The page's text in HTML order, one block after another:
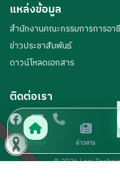
หน้าแรก ข่าวสาร
แหล่งข้อมูล
สำนักงานคณะกรรมการการอา
ข่าวประชาสัมพันธ์
ดาวน์โหลดเอกสาร
ติดต่อเรา
© 2026 Loei